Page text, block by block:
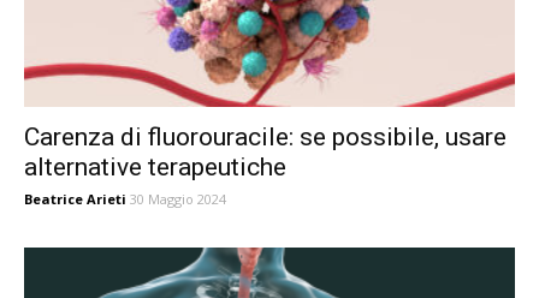
Carenza di fluorouracile: se possibile, usare
alternative terapeutiche
Beatrice Arieti 30 Maggio 2024